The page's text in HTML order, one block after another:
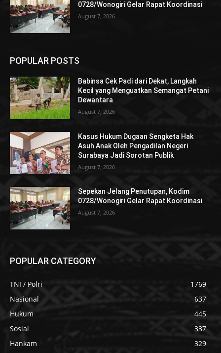
0728/Wonogiri Gelar Rapat Koordinasi
August 7, 2026
POPULAR POSTS
Babinsa Cek Padi dari Dekat, Langkah
Kecil yang Menguatkan Semangat Petani
Dewantara
August 7, 2026
Kasus Hukum Dugaan Sengketa Hak
Asuh Anak Oleh Pengadilan Negeri
Surabaya Jadi Sorotan Publik
August 7, 2026
Sepekan Jelang Penutupan, Kodim
0728/Wonogiri Gelar Rapat Koordinasi
August 7, 2026
POPULAR CATEGORY
TNI / Polri
1769
Nasional
637
Hukum
445
Sosial
337
Hankam
329